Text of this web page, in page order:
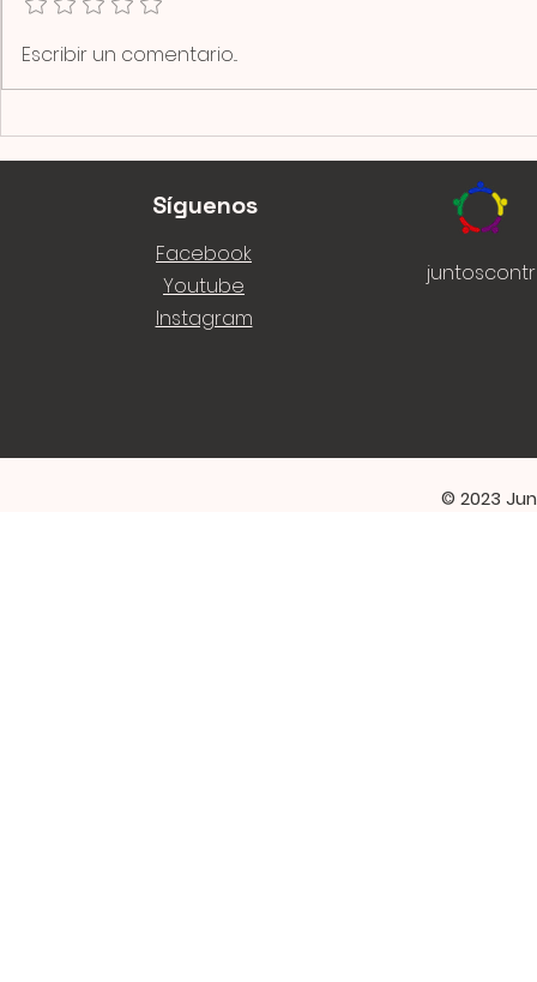
Escribir un comentario...
Síguenos
Facebook
Youtube
Instagram
© 2023